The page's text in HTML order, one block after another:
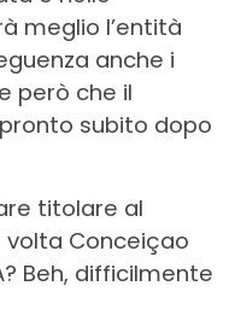
meglio l’entità
anche i
però che il
subito dopo
titolare al
volta Conceiçao
Beh, difficilmente